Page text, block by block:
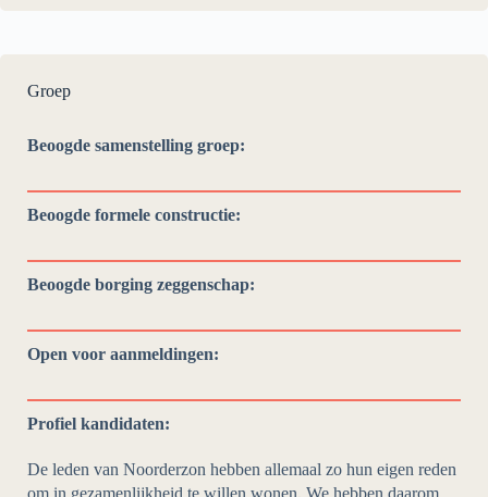
Groep
Beoogde samenstelling groep:
Beoogde formele constructie:
Beoogde borging zeggenschap:
Open voor aanmeldingen:
Profiel kandidaten:
De leden van Noorderzon hebben allemaal zo hun eigen reden
om in gezamenlijkheid te willen wonen. We hebben daarom